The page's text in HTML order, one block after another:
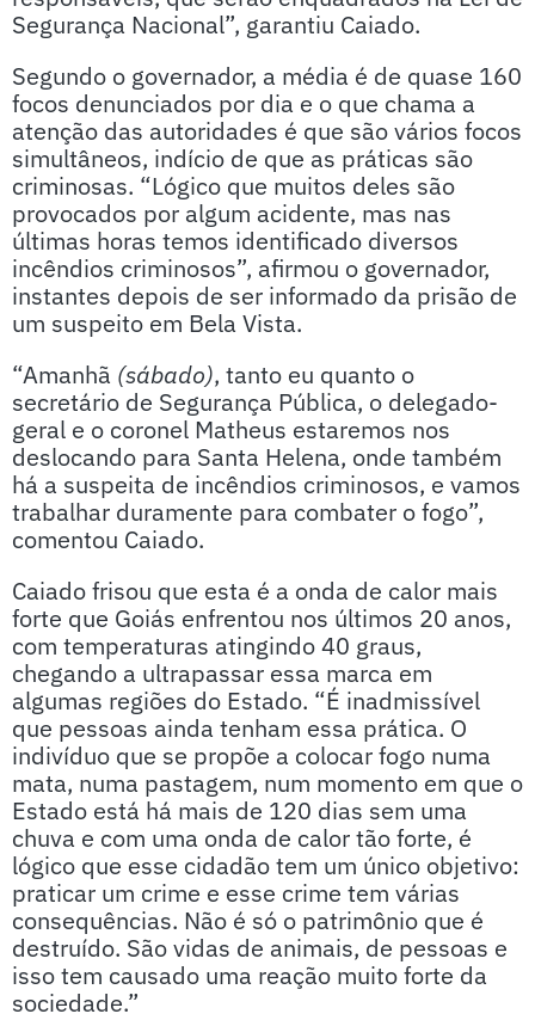
Segurança Nacional”, garantiu Caiado.
Segundo o governador, a média é de quase 160
focos denunciados por dia e o que chama a
atenção das autoridades é que são vários focos
simultâneos, indício de que as práticas são
criminosas. “Lógico que muitos deles são
provocados por algum acidente, mas nas
últimas horas temos identificado diversos
incêndios criminosos”, afirmou o governador,
instantes depois de ser informado da prisão de
um suspeito em Bela Vista.
“Amanhã (sábado), tanto eu quanto o
secretário de Segurança Pública, o delegado-
geral e o coronel Matheus estaremos nos
deslocando para Santa Helena, onde também
há a suspeita de incêndios criminosos, e vamos
trabalhar duramente para combater o fogo”,
comentou Caiado.
Caiado frisou que esta é a onda de calor mais
forte que Goiás enfrentou nos últimos 20 anos,
com temperaturas atingindo 40 graus,
chegando a ultrapassar essa marca em
algumas regiões do Estado. “É inadmissível
que pessoas ainda tenham essa prática. O
indivíduo que se propõe a colocar fogo numa
mata, numa pastagem, num momento em que o
Estado está há mais de 120 dias sem uma
chuva e com uma onda de calor tão forte, é
lógico que esse cidadão tem um único objetivo:
praticar um crime e esse crime tem várias
consequências. Não é só o patrimônio que é
destruído. São vidas de animais, de pessoas e
isso tem causado uma reação muito forte da
sociedade.”